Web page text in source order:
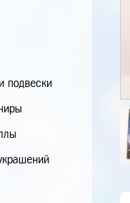
подвески